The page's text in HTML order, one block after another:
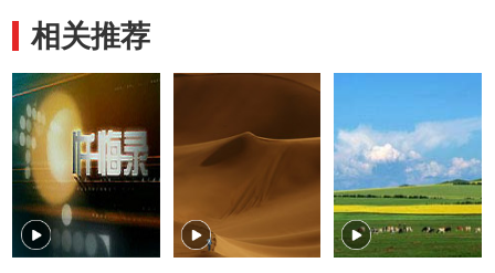
相关推荐